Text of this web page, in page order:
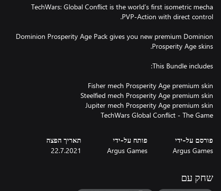
TechWars: Global Conflict is the world’s first isometric mecha
Dominion Prosperity Age Pack gives you new premium Dominion
TechWars Global Conflict - The Game
פורסם על-ידי
Argus Games
פותח על-ידי
Argus Games
תאריך הפצה
22.7.2021
שחק עם